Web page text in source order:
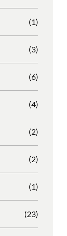
(1)
(3)
(6)
(4)
(2)
(2)
(1)
(23)